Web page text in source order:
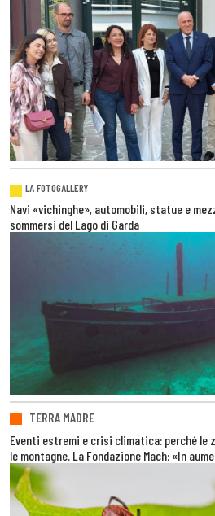
LA FOTOGALLERY
Navi «vichinghe», automobili, statue e
sommersi del Lago di Garda
TERRA MADRE
Eventi estremi e crisi climatica: perché le
le montagne. La Fondazione Mach: «In